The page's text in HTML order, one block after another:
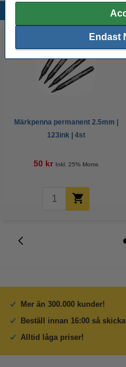
Endast
Märkpenna permanent 2.5mm |
123ink | 4st
50 kr Inkl. 25% Moms
Mer än 300.000 kunder!
Beställ innan 16:00 så
Alltid låga priser!